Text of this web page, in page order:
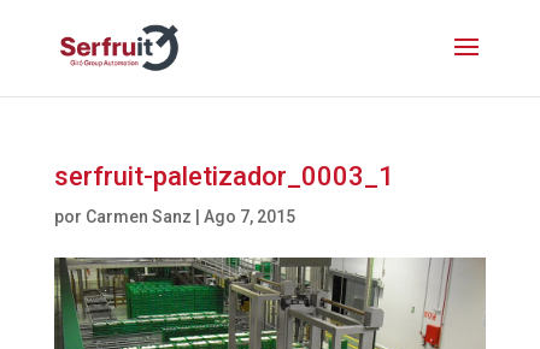
serfruit-paletizador_0003_1
por Carmen Sanz Ago 7, 2015